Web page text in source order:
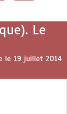
Le
le 19 juillet 2014